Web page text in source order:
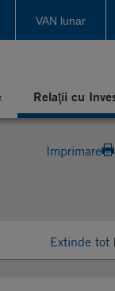
VAN lunar
Relaţii cu
Imprimare
Extinde tot |